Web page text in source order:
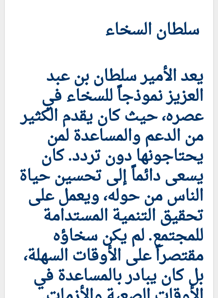
سلطان السخاء
يعد الأمير سلطان بن عبد
العزيز نموذجاً للسخاء في
عصره، حيث كان يقدم الكثير
من الدعم والمساعدة لمن
يحتاجونها دون تردد. كان
يسعى دائماً إلى تحسين حياة
الناس من حوله، ويعمل على
تحقيق التنمية المستدامة
للمجتمع. لم يكن سخاؤه
مقتصراً على الأوقات السهلة،
بل كان يبادر بالمساعدة في